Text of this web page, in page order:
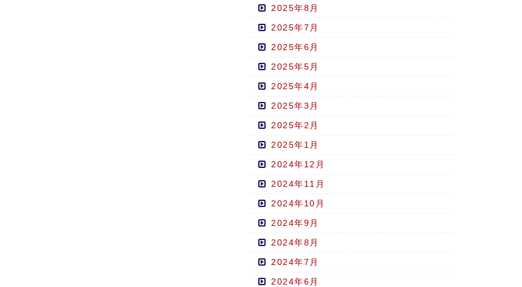
2025年8月
2025年7月
2025年6月
2025年5月
2025年4月
2025年3月
2025年2月
2025年1月
2024年12月
2024年11月
2024年10月
2024年9月
2024年8月
2024年7月
2024年6月